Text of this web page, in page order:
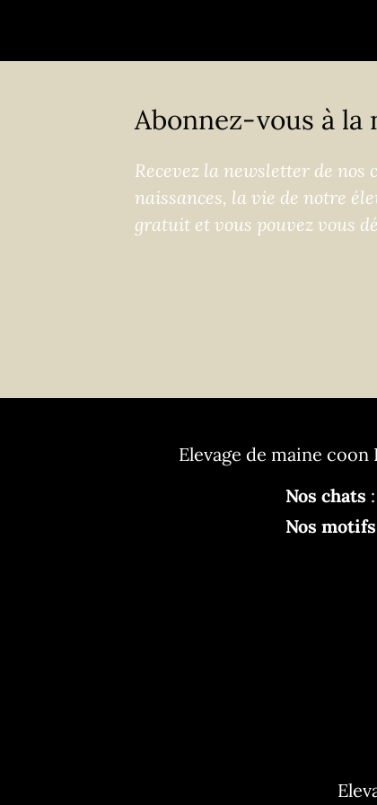
Abonnez-vous à la
Recevez la newsletter de nos
naissances, la vie de notre
gratuit et vous pouvez vous
Elevage de maine coon
Nos chats :
Nos motifs